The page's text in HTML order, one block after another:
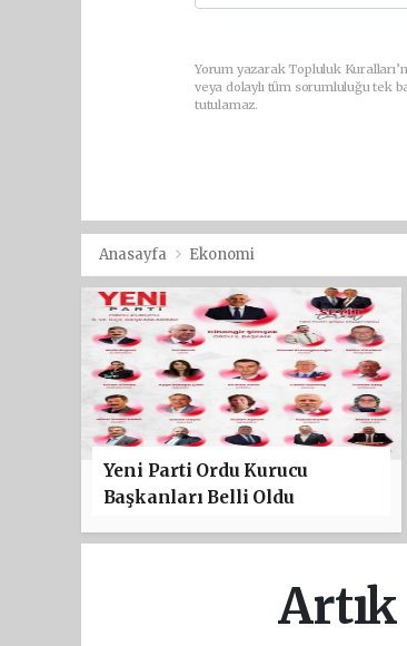
Yorum yazarak Topluluk
veya dolaylı tüm sorumluluğu tek
tutulamaz.
Anasayfa Ekonomi
Yeni Parti Ordu Kurucu
Başkanları Belli Oldu
Artık